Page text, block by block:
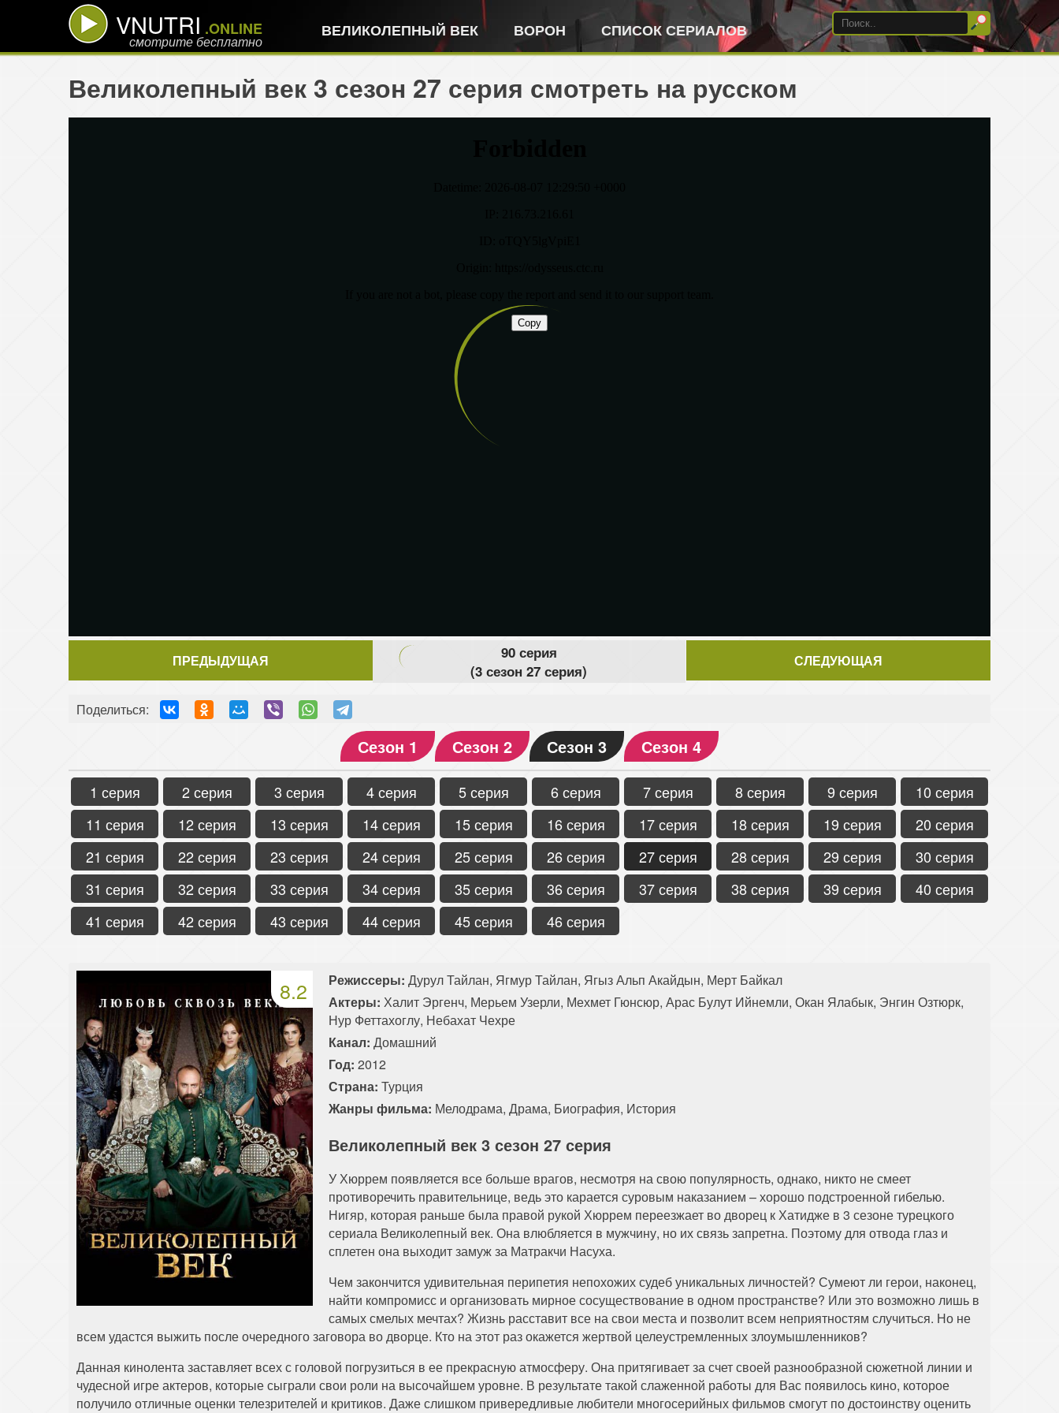
VNUTRI .ONLINE
смотрите бесплатно
ВЕЛИКОЛЕПНЫЙ ВЕК ВОРОН СПИСОК СЕРИАЛОВ
Великолепный век 3 сезон 27 серия смотреть на русском
ПРЕДЫДУЩАЯ
90 серия
(3 сезон 27 серия)
СЛЕДУЮЩАЯ
Поделиться:
Сезон 1 Сезон 2 Сезон 3 Сезон 4
1 серия 2 серия 3 серия 4 серия 5 серия 6 серия 7 серия 8 серия 9 серия
10 серия
11 серия
12 серия 13 серия 14 серия 15 серия 16 серия 17 серия 18 серия 19 серия
20 серия
21 серия
22 серия 23 серия 24 серия 25 серия 26 серия 27 серия 28 серия 29 серия
30 серия
31 серия
32 серия 33 серия 34 серия 35 серия 36 серия 37 серия 38 серия 39 серия
40 серия
41 серия
42 серия 43 серия 44 серия 45 серия 46 серия
8.2 Режиссеры: Дурул Тайлан, Ягмур Тайлан, Ягыз Альп Акайдын, Мерт Байкал
Актеры: Халит Эргенч, Мерьем Узерли, Мехмет Гюнсюр, Арас Булут Ийнемли, Окан Ялабык, Энгин Озтюрк,
Нур Феттахоглу, Небахат Чехре
Канал: Домашний
Год: 2012
Страна: Турция
Жанры фильма: Мелодрама, Драма, Биография, История
Великолепный век 3 сезон 27 серия
У Хюррем появляется все больше врагов, несмотря на свою популярность, однако, никто не смеет
противоречить правительнице, ведь это карается суровым наказанием – хорошо подстроенной гибелью.
Нигяр, которая раньше была правой рукой Хюррем переезжает во дворец к Хатидже в 3 сезоне турецкого
сериала Великолепный век. Она влюбляется в мужчину, но их связь запретна. Поэтому для отвода глаз и
сплетен она выходит замуж за Матракчи Насуха.
Чем закончится удивительная перипетия непохожих судеб уникальных личностей? Сумеют ли герои, наконец,
найти компромисс и организовать мирное сосуществование в одном пространстве? Или это возможно лишь в
самых смелых мечтах? Жизнь расставит все на свои места и позволит всем неприятностям случиться. Но не
всем удастся выжить после очередного заговора во дворце. Кто на этот раз окажется жертвой целеустремленных злоумышленников?
Данная кинолента заставляет всех с головой погрузиться в ее прекрасную атмосферу. Она притягивает за счет своей разнообразной сюжетной линии и
чудесной игре актеров, которые сыграли свои роли на высочайшем уровне. В результате такой слаженной работы для Вас появилось кино, которое
получило отличные оценки телезрителей и критиков. Даже слишком привередливые любители многосерийных фильмов смогут по достоинству оценить